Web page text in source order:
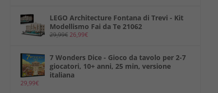
LEGO Architecture Fontana di Trevi - Kit
Modellismo Fai da Te 21062
29,99€26,99€
7 Wonders Dice - Gioco da tavolo per 2-7
giocatori, 10+ anni, 25 min, versione
italiana
29,99€